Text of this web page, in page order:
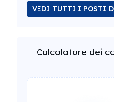
VEDI TUTTI I POSTI
Calcolatore dei